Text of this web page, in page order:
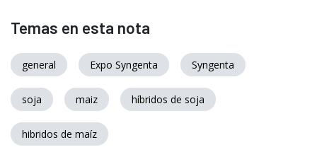
Temas en esta nota
general Expo Syngenta Syngenta
soja maiz híbridos de soja
hibridos de maíz